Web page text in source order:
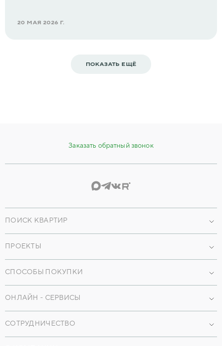
20 МАЯ 2026 Г.
ПОКАЗАТЬ ЕЩЁ
Заказать обратный звонок
ПОИСК КВАРТИР
По преимуществам
Машиноместа
Коммерция
Частные дома
ПРОЕКТЫ
СПОСОБЫ ПОКУПКИ
Ипотека
Рассрочка
Лизинг
ОНЛАЙН - СЕРВИСЫ
СОТРУДНИЧЕСТВО